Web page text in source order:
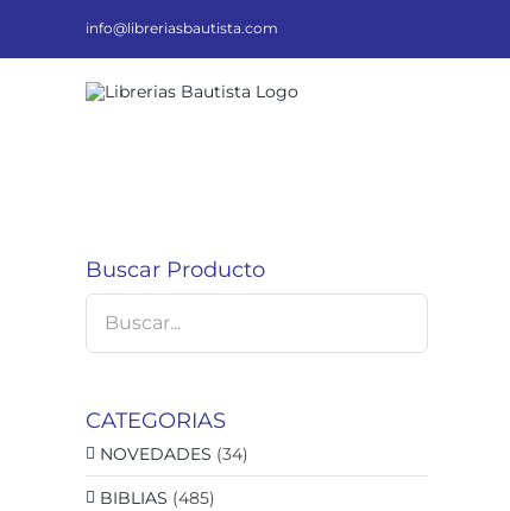
info@libreriasbautista.com
Buscar Producto
CATEGORIAS
NOVEDADES (34)
BIBLIAS (485)